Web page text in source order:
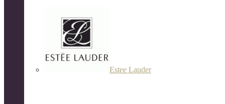
Estee Lauder